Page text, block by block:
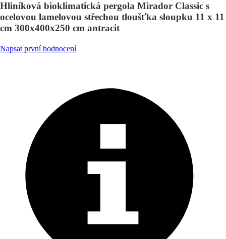
Hliníková bioklimatická pergola Mirador Classic s
ocelovou lamelovou střechou tloušťka sloupku 11 x 11
cm 300x400x250 cm antracit
Napsat první hodnocení